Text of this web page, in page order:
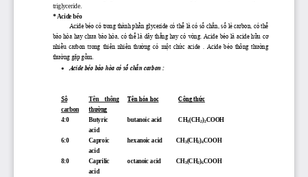
triglyceride.
* Acide béo
Acide béo có trong thành phần glyceride có thể là có số chẳn, số lẻ carbon, có thể
bảo hòa hay chưa bảo hòa, có thể là dây thẳng hay có vòng. Acide béo là acide hữu cơ
nhiều  carbon  trong  thiên  nhiên  thường  có  một  chức  acide  .  Acide  béo  thông  thường
thường gặp gồm.

Acide béo bảo hòa có số chẳn carbon :
Số
carbon
Tên    thông
thƣờng
Tên hóa học Công thức
4:0
Butyric
acid
butanoic acid CH3(CH2)2COOH
6:0
Caproic
acid
hexanoic acid CH3(CH2)4COOH
8:0
Caprilic
acid
octanoic acid CH3(CH2)6COOH